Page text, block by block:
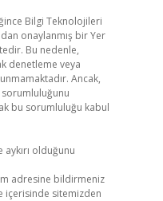
Bilgi Teknolojileri
onaylanmış bir Yer
Bu nedenle,
denetleme veya
Ancak,
sorumluluğunu
bu sorumluluğu kabul
olduğunu
adresine bildirmeniz
içerisinde sitemizden